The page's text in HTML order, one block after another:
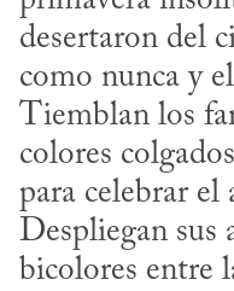
desertaron del
como nunca y
Tiemblan los
colores
para celebrar el
Despliegan sus
bicolores entre